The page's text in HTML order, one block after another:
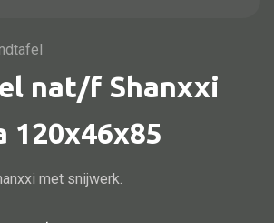
nat/f Shanxxi
120x46x85
met snijwerk.